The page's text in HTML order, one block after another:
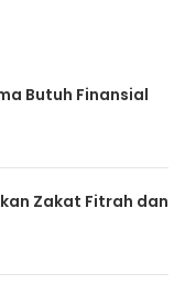
Butuh Finansial
Zakat Fitrah dan